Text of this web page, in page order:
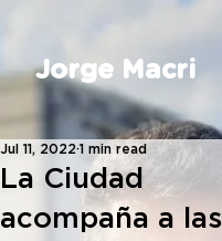
Jorge Macri
La Ciudad
acompaña a las
Jul 11, 2022 1 min read